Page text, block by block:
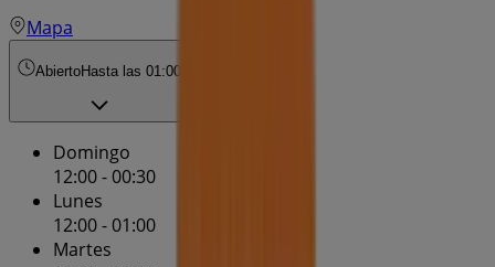
Mapa
AbiertoHasta las 01:00
Domingo
12:00 - 00:30
Lunes
12:00 - 01:00
Martes